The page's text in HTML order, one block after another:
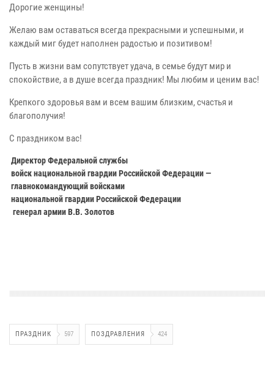
Дорогие женщины!
Желаю вам оставаться всегда прекрасными и успешными, и
каждый миг будет наполнен радостью и позитивом!
Пусть в жизни вам сопутствует удача, в семье будут мир и
спокойствие, а в душе всегда праздник! Мы любим и ценим вас!
Крепкого здоровья вам и всем вашим близким, счастья и
благополучия!
С праздником вас!
Директор Федеральной службы
войск национальной гвардии Российской Федерации —
главнокомандующий войсками
национальной гвардии Российской Федерации
генерал армии В.В. Золотов
ПРАЗДНИК 597 ПОЗДРАВЛЕНИЯ 424